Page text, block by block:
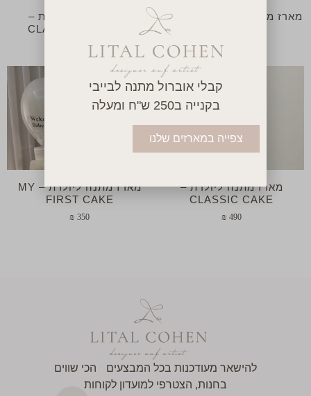
מארז מתנה ליולדת – החיבוק
₪
מארז מתנה ליולדת –
CLASSIC CAKE girl
490
מארז מתנה ליולדת –
CLASSIC CAKE
₪ 490
מארז מתנה ליולדת – MY
FIRST CAKE
₪ 350
להישאר מעודכנות בכל המבצעים הכי שווים
בחנות, הצטרפי למועדון לקוחות
קבלי אוברול מתנה לבייבי
בקנייה ב250 ש"ח ומעלה
צפייה במארזים שלנו